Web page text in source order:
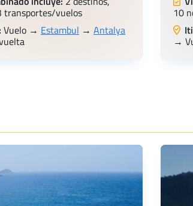
transportes/vuelos
Vuelo → Estambul → Antalya
10
→